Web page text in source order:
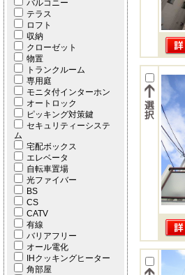
バルコニー
テラス
ロフト
収納
クローゼット
物置
トランクルーム
専用庭
モニタ付インターホン
オートロック
ピッキング対策鍵
セキュリティーシステ
ム
宅配ボックス
エレベータ
自転車置場
光ファイバー
BS
CS
CATV
有線
バリアフリー
オール電化
IHクッキングヒーター
角部屋